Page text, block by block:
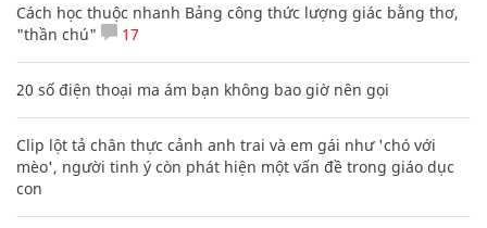
Cách học thuộc nhanh Bảng công thức lượng giác bằng thơ,
"thần chú"
17
20 số điện thoại ma ám bạn không bao giờ nên gọi
Clip lột tả chân thực cảnh anh trai và em gái như 'chó với
mèo', người tinh ý còn phát hiện một vấn đề trong giáo dục
con